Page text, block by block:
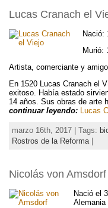
Lucas Cranach el
Nació:
Murió:
Artista, comerciante y
En 1520 Lucas Cranach el
exitoso. Había estado
14 años. Sus obras de arte
continuar leyendo: Lucas
marzo 16th, 2017 | Tags:
Rostros de la Reforma|
Nicolás von Amsdorf
Nació el
Alemania